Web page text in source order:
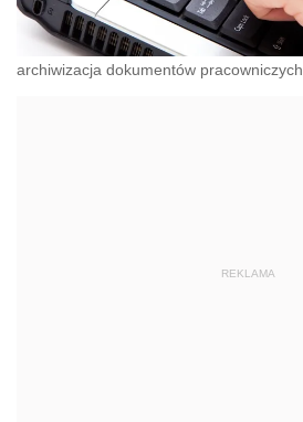
archiwizacja dokumentów pracowniczych